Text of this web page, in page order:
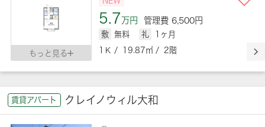
もっと見る
5.7万円 管理費 6,500円
敷 無料 礼
1ヶ月
1Ｋ / 19.87㎡ / 2階
賃貸アパート クレイノウィル大和